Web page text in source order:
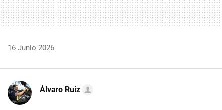
16 Junio 2026
Álvaro Ruiz